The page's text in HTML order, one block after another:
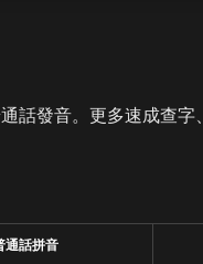
話發音。更多速成查字、
通話拼音